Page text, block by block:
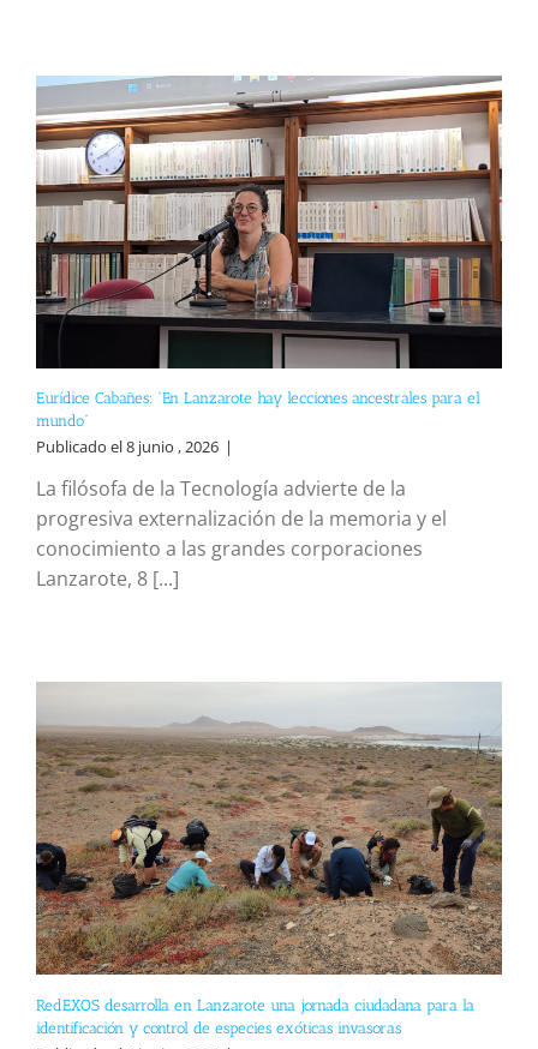
Eurídice Cabañes: “En Lanzarote hay lecciones ancestrales para el
mundo”
Publicado el 8 junio , 2026 |
La filósofa de la Tecnología advierte de la
progresiva externalización de la memoria y el
conocimiento a las grandes corporaciones
Lanzarote, 8 [...]
RedEXOS desarrolla en Lanzarote una jornada ciudadana para la
identificación y control de especies exóticas invasoras